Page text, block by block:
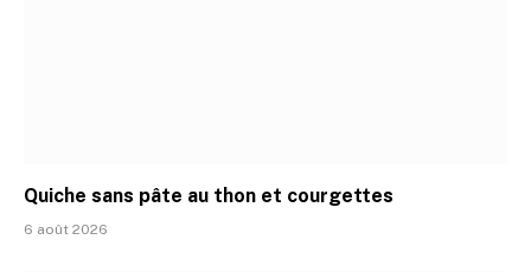
Quiche sans pâte au thon et courgettes
6 août 2026